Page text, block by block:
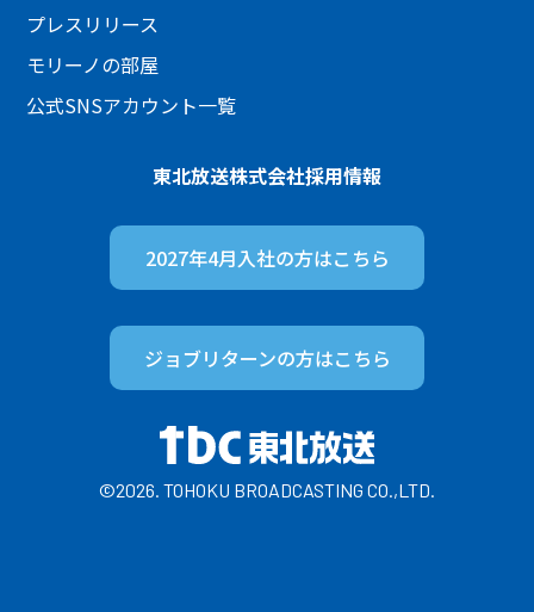
プレスリリース
モリーノの部屋
公式SNSアカウント一覧
東北放送株式会社採用情報
2027年4月入社の方はこちら
ジョブリターンの方はこちら
©2026. TOHOKU BROADCASTING CO.,LTD.